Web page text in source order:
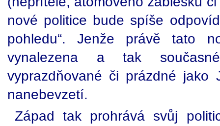
nové politice bude spíše
pohledu“. Jenže právě tato
vynalezena a tak
vyprazdňované či prázdné jako
nanebevzetí.
Západ tak prohrává svůj